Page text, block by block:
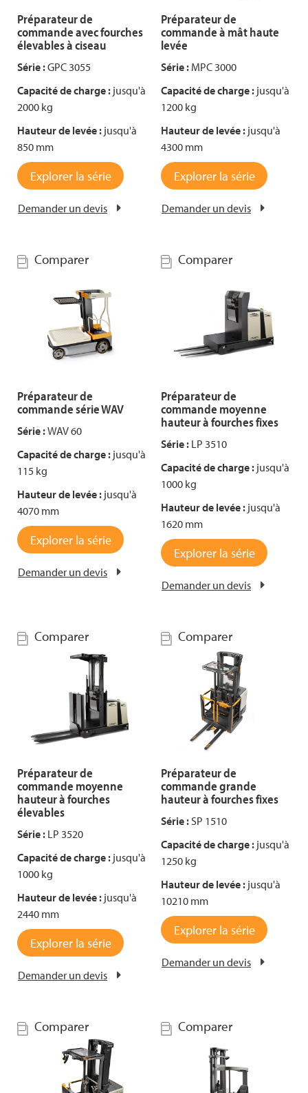
Préparateur de
commande avec fourches
élevables à ciseau
Série :GPC 3055
Capacité de charge : jusqu'à
2000 kg
Hauteur de levée : jusqu'à
850 mm
Explorer la série
Demander un devis
Préparateur de
commande à mât haute
levée
Série : MPC 3000
Capacité de charge : jusqu'à
1200 kg
Hauteur de levée : jusqu'à
4300 mm
Explorer la série
Demander un devis
Comparer
Préparateur de
commande série WAV
Série :WAV 60
Capacité de charge : jusqu'à
115 kg
Hauteur de levée : jusqu'à
4070 mm
Explorer la série
Demander un devis
Comparer
Préparateur de
commande moyenne
hauteur à fourches fixes
Série : LP 3510
Capacité de charge : jusqu'à
1000 kg
Hauteur de levée : jusqu'à
1620 mm
Explorer la série
Demander un devis
Comparer
Préparateur de
commande moyenne
hauteur à fourches
élevables
Série : LP 3520
Capacité de charge : jusqu'à
1000 kg
Hauteur de levée : jusqu'à
2440 mm
Explorer la série
Demander un devis
Comparer
Préparateur de
commande grande
hauteur à fourches fixes
Série :SP 1510
Capacité de charge : jusqu'à
1250 kg
Hauteur de levée : jusqu'à
10210 mm
Explorer la série
Demander un devis
Comparer Comparer